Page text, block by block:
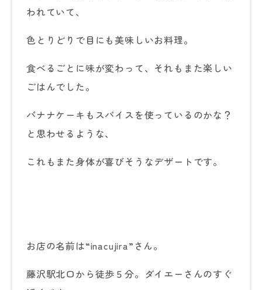
われていて、
色とりどりで目にも美味しいお料理。
食べるごとに味が変わって、それもまた楽しい
ごはんでした。
バナナケーキもスパイスを使っているのかな？
と思わせるような、
これもまた身体が喜びそうなデザートです。
お店の名前は“inacujira”さん。
藤沢駅北口から徒歩５分。ダイエーさんのすぐ